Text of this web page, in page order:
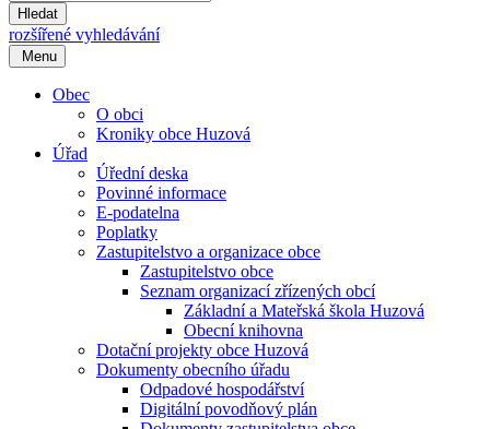
Hledat
rozšířené vyhledávání
Menu
Obec
O obci
Kroniky obce Huzová
Úřad
Úřední deska
Povinné informace
E-podatelna
Poplatky
Zastupitelstvo a organizace obce
Zastupitelstvo obce
Seznam organizací zřízených obcí
Základní a Mateřská škola Huzová
Obecní knihovna
Dotační projekty obce Huzová
Dokumenty obecního úřadu
Odpadové hospodářství
Digitální povodňový plán